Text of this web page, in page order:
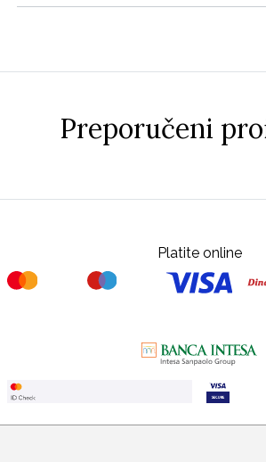
Preporučeni
Platite online